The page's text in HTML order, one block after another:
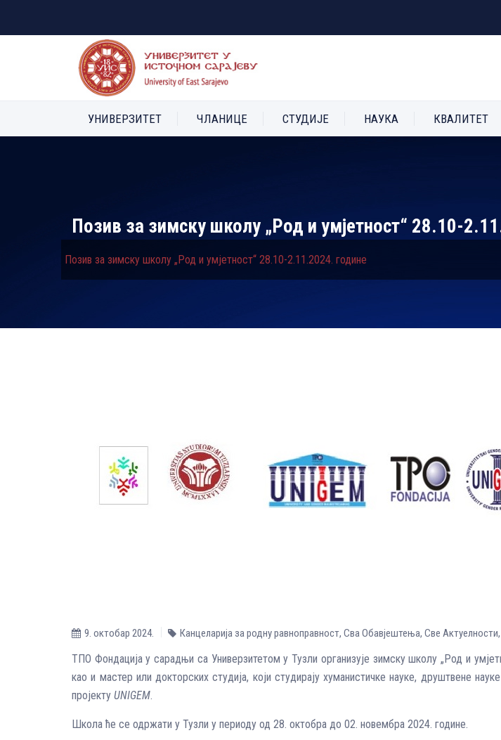
УНИВЕРЗИТЕТ ЧЛАНИЦЕ СТУДИЈЕ НАУКА КВАЛИТЕТ
Позив за зимску школу „Род и умјетност“ 28.10-
Позив за зимску школу „Род и умјетност“ 28.10-2.11.2024. године
9. октобар 2024. Канцеларија за родну равноправност, Сва Обавјештења, Све Aктуелности,
ТПО Фондација у сарадњи са Универзитетом у Тузли организује зимску школу „Род и
као и мастер или докторских студија, који студирају хуманистичке науке, друштвене
пројекту UNIGEM.
Школа ће се одржати у Тузли у периоду од 28. октобра до 02. новембра 2024. године.